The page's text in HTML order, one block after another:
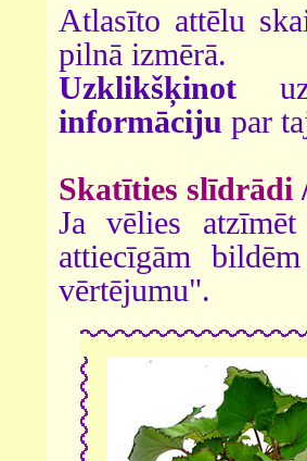
Atlasīto attēlu
pilnā izmērā.
Uzklikšķinot
informāciju par
Skatīties slīdrādi
Ja vēlies
attiecīgām
vērtējumu".